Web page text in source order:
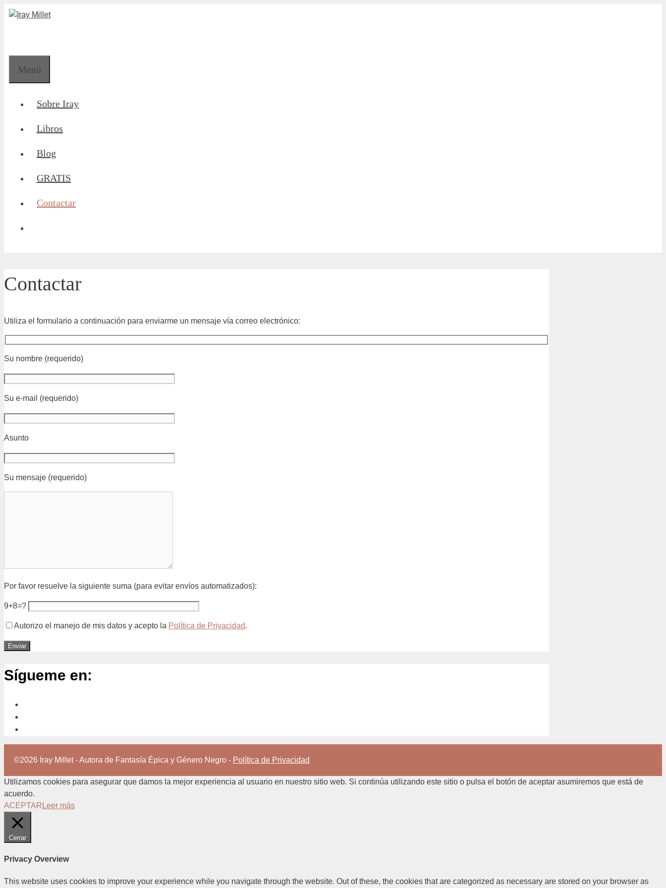
Saltar
Menú
Sobre Iray
Libros
Blog
GRATIS
Contactar
Contactar
Utiliza el formulario a continuación para enviarme un mensaje vía correo electrónico:
Su nombre (requerido)
Su e-mail (requerido)
Asunto
Su mensaje (requerido)
Por favor resuelve la siguiente suma (para evitar envíos automatizados):
9+8=?
Autorizo el manejo de mis datos y acepto la Política de Privacidad.
Sígueme en:
©2026 Iray Millet - Autora de Fantasía Épica y Género Negro - Política de Privacidad
Utilizamos cookies para asegurar que damos la mejor experiencia al usuario en nuestro sitio web. Si continúa utilizando este sitio o pulsa el botón de aceptar asumiremos que está de
acuerdo.
ACEPTAR Leer más
Cerrar
Privacy Overview
This website uses cookies to improve your experience while you navigate through the website. Out of these, the cookies that are categorized as necessary are stored on your browser as